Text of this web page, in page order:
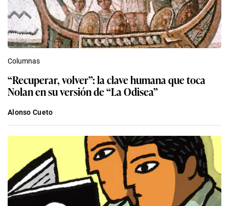
Columnas
“Recuperar, volver”: la clave humana que toca
Nolan en su versión de “La Odisea”
Alonso Cueto